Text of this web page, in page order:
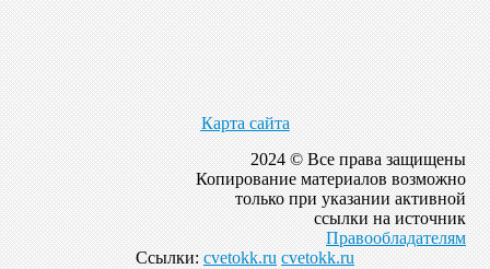
Карта сайта
2024 © Все права защищены
Копирование материалов возможно
только при указании активной
ссылки на источник
Правообладателям
Ссылки: cvetokk.ru cvetokk.ru